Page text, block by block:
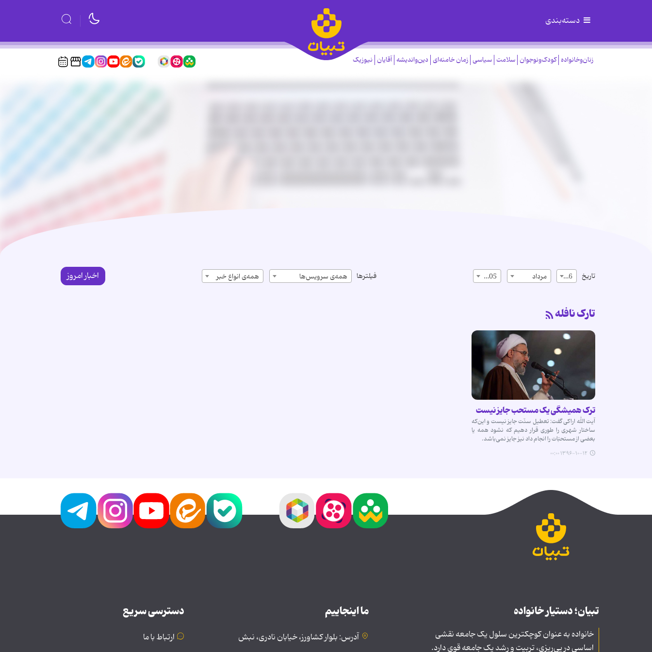
دسته‌بندی
زنان‌وخانواده کودک‌ونوجوان سلامت سیاسی زمان خامنه‌ای دین‌واندیشه آقایان نیوزیک
تاریخ 16 مرداد 1405 فیلترها همه‌ی سرویس‌ها همه‌ی انواع خبر اخبار امروز
تارک نافله
ترک همیشگی یک مستحب جایز نیست
آیت الله اراکی گفت: تعطیل سنّت جایز نیست و این‌که
ساختار شهری را طوری قرار دهیم که نشود همه یا
بعضی از مستحبّات را انجام داد نیز جایز نمی‌باشد.
۱۳۹۶-۱۰-۱۲ ۰۰:۰۰
تبیان؛ دستیار خانواده
خانواده به عنوان کوچکترین سلول یک جامعه نقشی
اساسی در پی‌ریزی، تربیت و رشد یک جامعه قوی دارد.
ما اینجاییم
آدرس: بلوار کشاورز، خیابان نادری، نبش
دسترسی سریع
ارتباط با ما